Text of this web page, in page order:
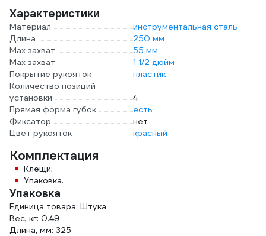
Характеристики
Материал
инструментальная сталь
Длина
250 мм
Мах захват
55 мм
Мах захват
1 1/2 дюйм
Покрытие рукояток
пластик
Количество позиций
установки
4
Прямая форма губок
есть
Фиксатор
нет
Цвет рукояток
красный
Комплектация
Клещи;
Упаковка.
Упаковка
Единица товара: Штука
Вес, кг: 0.49
Длина, мм: 325